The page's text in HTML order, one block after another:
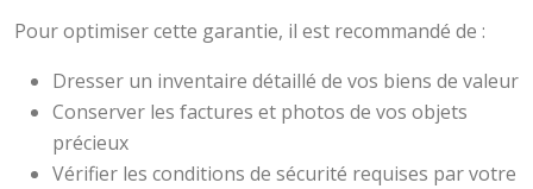
Pour optimiser cette garantie, il est recommandé de :
Dresser un inventaire détaillé de vos biens de valeur
Conserver les factures et photos de vos objets
précieux
Vérifier les conditions de sécurité requises par votre